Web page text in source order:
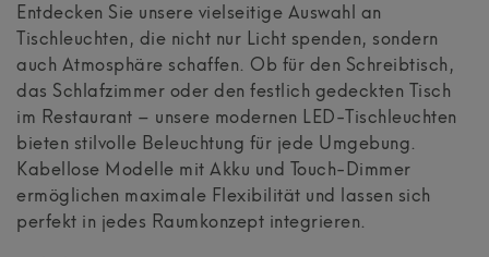
Entdecken Sie unsere vielseitige Auswahl an
Tischleuchten, die nicht nur Licht spenden, sondern
auch Atmosphäre schaffen. Ob für den Schreibtisch,
das Schlafzimmer oder den festlich gedeckten Tisch
im Restaurant – unsere modernen LED-Tischleuchten
bieten stilvolle Beleuchtung für jede Umgebung.
Kabellose Modelle mit Akku und Touch-Dimmer
ermöglichen maximale Flexibilität und lassen sich
perfekt in jedes Raumkonzept integrieren.